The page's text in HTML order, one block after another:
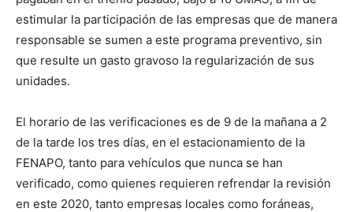
estimular la participación de las empresas que de manera
responsable se sumen a este programa preventivo, sin
que resulte un gasto gravoso la regularización de sus
unidades.
El horario de las verificaciones es de 9 de la mañana a 2
de la tarde los tres días, en el estacionamiento de la
FENAPO, tanto para vehículos que nunca se han
verificado, como quienes requieren refrendar la revisión
en este 2020, tanto empresas locales como foráneas,